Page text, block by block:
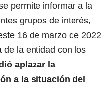
permite informar a la
grupos de interés,
16 de marzo de 2022
de la entidad con los
aplazar la
a la situación del